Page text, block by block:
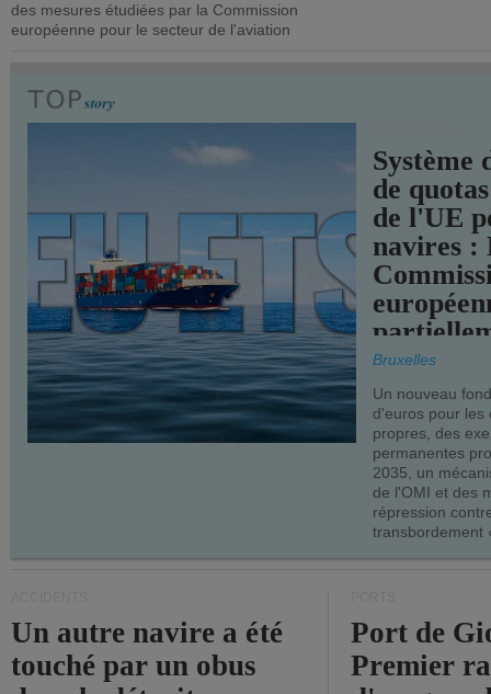
des mesures étudiées par la Commission
européenne pour le secteur de l'aviation
Système
de
de l'UE
navires :
Bruxelles
Un nouveau
d'euros pour les
propres, des
permanentes
2035, un
de l'OMI et des
répression
transbordement
Un autre navire a été
touché par un obus
Port de
Premier